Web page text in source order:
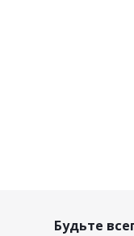
Будьте